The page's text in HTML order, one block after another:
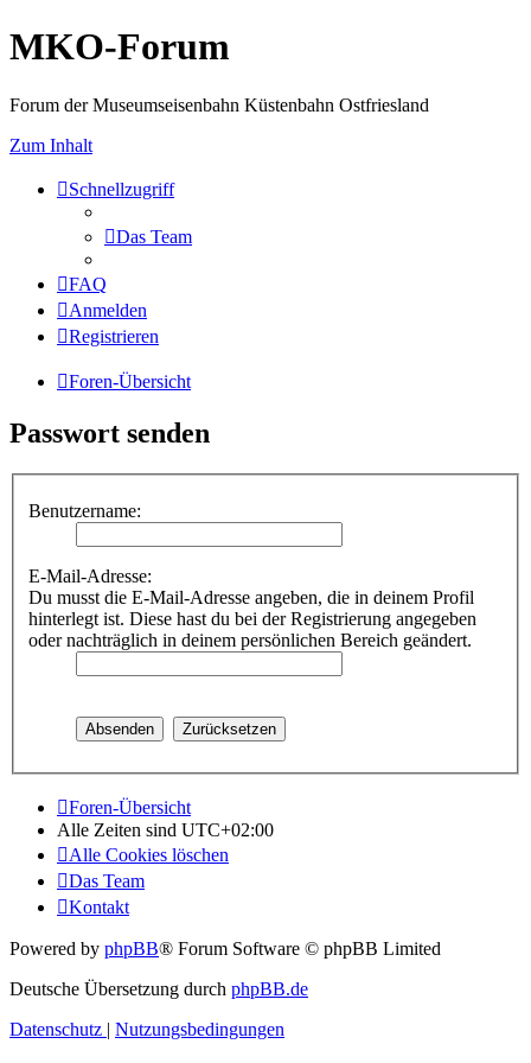
MKO-Forum
Forum der Museumseisenbahn Küstenbahn Ostfriesland
Zum Inhalt
Schnellzugriff
Das Team
FAQ
Anmelden
Registrieren
Foren-Übersicht
Passwort senden
Benutzername:
E-Mail-Adresse:
Du musst die E-Mail-Adresse angeben, die in deinem Profil
hinterlegt ist. Diese hast du bei der Registrierung angegeben
oder nachträglich in deinem persönlichen Bereich geändert.
Foren-Übersicht
Alle Zeiten sind UTC+02:00
Alle Cookies löschen
Das Team
Kontakt
Powered by phpBB® Forum Software © phpBB Limited
Deutsche Übersetzung durch phpBB.de
Datenschutz | Nutzungsbedingungen